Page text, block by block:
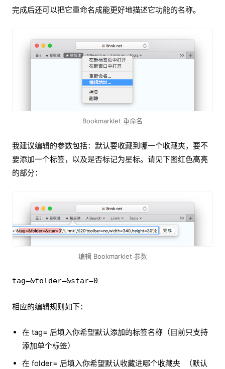
完成后还可以把它重命名成能更好地描述它功能的名称。
Bookmarklet 重命名
我建议编辑的参数包括：默认要收藏到哪一个收藏夹，要不
要添加一个标签，以及是否标记为星标。请见下图红色高亮
的部分：
编辑 Bookmarklet 参数
相应的编辑规则如下：
在 tag= 后填入你希望默认添加的标签名称（目前只支持
添加单个标签）
在 folder= 后填入你希望默认收藏进哪个收藏夹 （默认